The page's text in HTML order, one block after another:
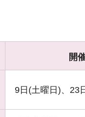
開
9日(土曜日)、23